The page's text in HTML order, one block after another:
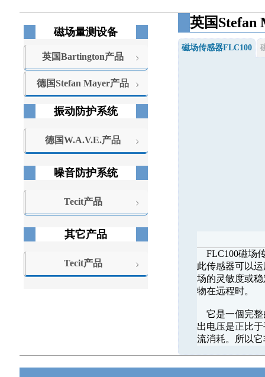
磁场量测设备
英国Bartington产品
德国Stefan Mayer产品
振动防护系统
德国W.A.V.E.产品
噪音防护系统
Tecit产品
其它产品
Tecit产品
英国Stefan
磁场传感器FLC100
FLC100磁场
此传感器可以
场的灵敏度或
物在远程时。
它是一個完整
出电压是正比
流消耗。所以